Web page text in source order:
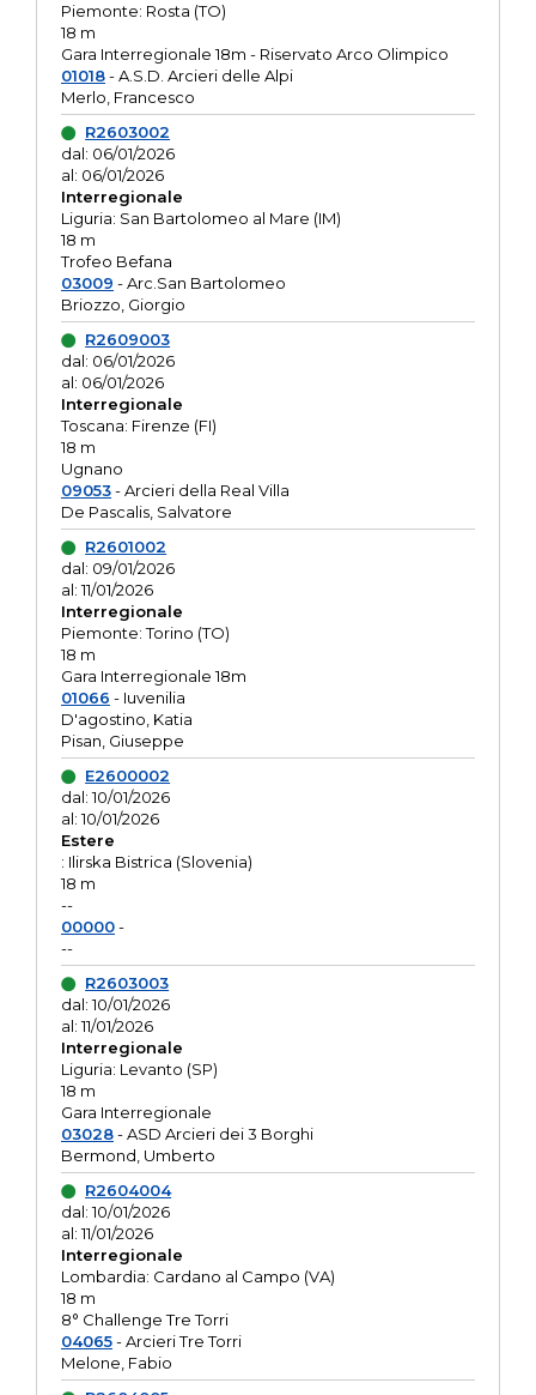
Piemonte: Rosta (TO)
18 m
Gara Interregionale 18m - Riservato Arco Olimpico
01018- A.S.D. Arcieri delle Alpi
Merlo, Francesco
R2603002
dal: 06/01/2026
al: 06/01/2026
Interregionale
Liguria: San Bartolomeo al Mare (IM)
18 m
Trofeo Befana
03009 - Arc.San Bartolomeo
Briozzo, Giorgio
R2609003
dal: 06/01/2026
al: 06/01/2026
Interregionale
Toscana: Firenze (FI)
18 m
Ugnano
09053- Arcieri della Real Villa
De Pascalis, Salvatore
R2601002
dal: 09/01/2026
al: 11/01/2026
Interregionale
Piemonte: Torino (TO)
18 m
Gara Interregionale 18m
01066 - Iuvenilia
D'agostino, Katia
Pisan, Giuseppe
E2600002
dal: 10/01/2026
al: 10/01/2026
Estere
: Ilirska Bistrica (Slovenia)
18 m
--
00000-
--
R2603003
dal: 10/01/2026
al: 11/01/2026
Interregionale
Liguria: Levanto (SP)
18 m
Gara Interregionale
03028- ASD Arcieri dei 3 Borghi
Bermond, Umberto
R2604004
dal: 10/01/2026
al: 11/01/2026
Interregionale
Lombardia: Cardano al Campo (VA)
18 m
8° Challenge Tre Torri
04065- Arcieri Tre Torri
Melone, Fabio